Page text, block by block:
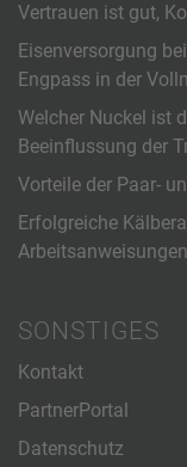
Vertrauen ist gut,
Eisenversorgung
Engpass in der
Welcher Nuckel ist
Beeinflussung der
Vorteile der Paar-
Erfolgreiche
SONSTIGES
Kontakt
PartnerPortal
Datenschutz